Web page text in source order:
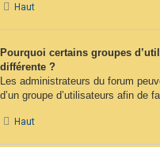
Haut
Pourquoi certains groupes
différente ?
Les administrateurs du forum
d’un groupe d’utilisateurs afin de
Haut